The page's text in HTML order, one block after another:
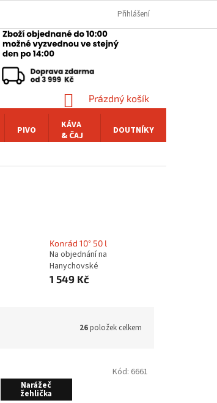
Přihlášení
NÁKUPNÍ
KOŠÍK
Prázdný košík
PIVO
KÁVA
& ČAJ
DOUTNÍKY
Konrád 10° 50 l
Na objednání na
Hanychovské
1 549 Kč
26položek celkem
Narážeč
žehlička
Kód: 6661